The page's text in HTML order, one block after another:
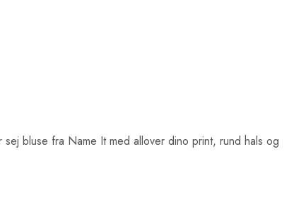
sej bluse fra Name It med allover dino print, rund hals og